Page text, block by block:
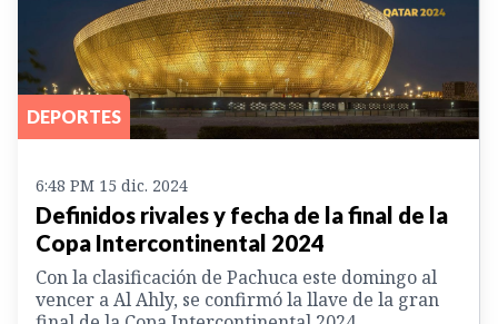
DEPORTES
6:48 PM 15 dic. 2024
Definidos rivales y fecha de la final de la
Copa Intercontinental 2024
Con la clasificación de Pachuca este domingo al
vencer a Al Ahly, se confirmó la llave de la gran